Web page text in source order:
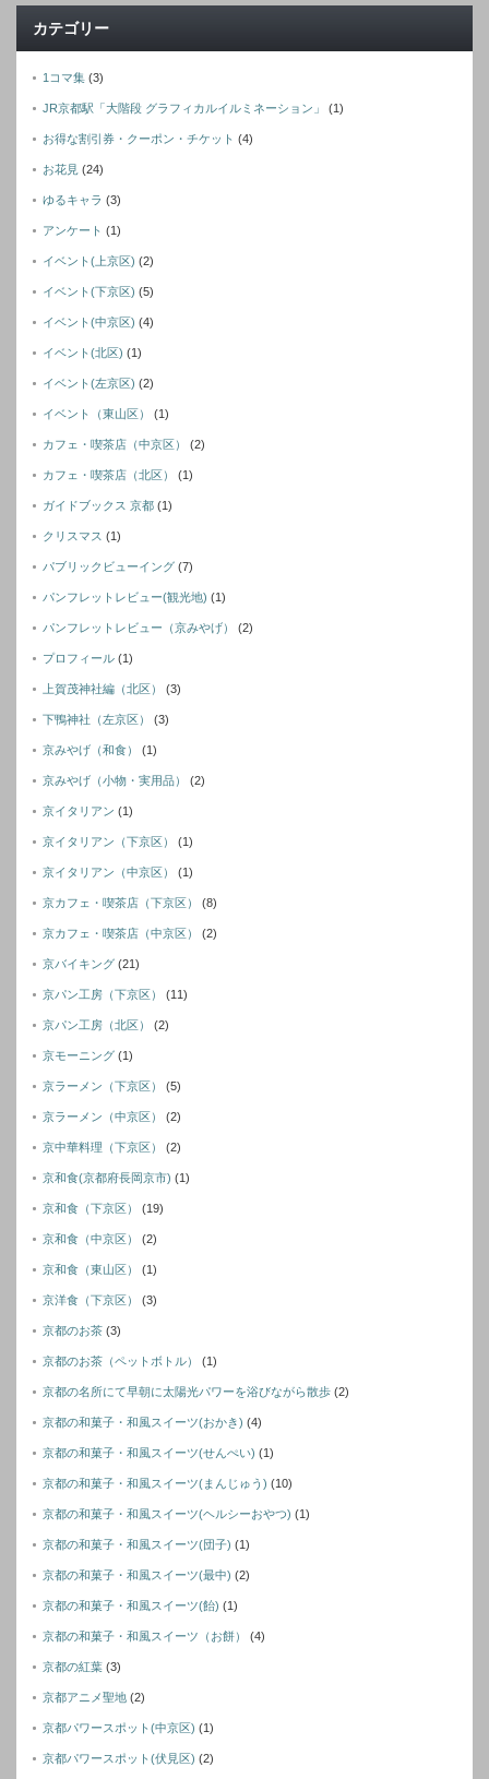
カテゴリー
1コマ集 (3)
JR京都駅「大階段 グラフィカルイルミネーション」 (1)
お得な割引券・クーポン・チケット (4)
お花見 (24)
ゆるキャラ (3)
アンケート (1)
イベント(上京区) (2)
イベント(下京区) (5)
イベント(中京区) (4)
イベント(北区) (1)
イベント(左京区) (2)
イベント（東山区） (1)
カフェ・喫茶店（中京区） (2)
カフェ・喫茶店（北区） (1)
ガイドブックス 京都 (1)
クリスマス (1)
パブリックビューイング (7)
パンフレットレビュー(観光地) (1)
パンフレットレビュー（京みやげ） (2)
プロフィール (1)
上賀茂神社編（北区） (3)
下鴨神社（左京区） (3)
京みやげ（和食） (1)
京みやげ（小物・実用品） (2)
京イタリアン (1)
京イタリアン（下京区） (1)
京イタリアン（中京区） (1)
京カフェ・喫茶店（下京区） (8)
京カフェ・喫茶店（中京区） (2)
京バイキング (21)
京パン工房（下京区） (11)
京パン工房（北区） (2)
京モーニング (1)
京ラーメン（下京区） (5)
京ラーメン（中京区） (2)
京中華料理（下京区） (2)
京和食(京都府長岡京市) (1)
京和食（下京区） (19)
京和食（中京区） (2)
京和食（東山区） (1)
京洋食（下京区） (3)
京都のお茶 (3)
京都のお茶（ペットボトル） (1)
京都の名所にて早朝に太陽光パワーを浴びながら散歩 (2)
京都の和菓子・和風スイーツ(おかき) (4)
京都の和菓子・和風スイーツ(せんぺい) (1)
京都の和菓子・和風スイーツ(まんじゅう) (10)
京都の和菓子・和風スイーツ(ヘルシーおやつ) (1)
京都の和菓子・和風スイーツ(団子) (1)
京都の和菓子・和風スイーツ(最中) (2)
京都の和菓子・和風スイーツ(飴) (1)
京都の和菓子・和風スイーツ（お餅） (4)
京都の紅葉 (3)
京都アニメ聖地 (2)
京都パワースポット(中京区) (1)
京都パワースポット(伏見区) (2)